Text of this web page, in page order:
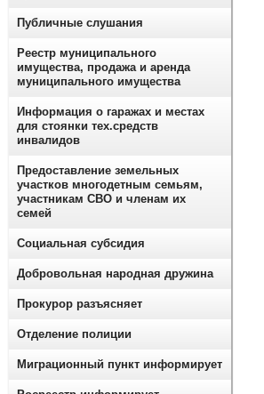
Публичные слушания
Реестр муниципального
имущества, продажа и аренда
муниципального имущества
Информация о гаражах и местах
для стоянки тех.средств
инвалидов
Предоставление земельных
участков многодетным семьям,
участникам СВО и членам их
семей
Социальная субсидия
Добровольная народная дружина
Прокурор разъясняет
Отделение полиции
Миграционный пункт информирует